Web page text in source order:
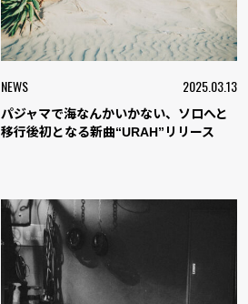
NEWS 2025.03.13
パジャマで海なんかいかない、ソロへと
移行後初となる新曲“URAH”リリース